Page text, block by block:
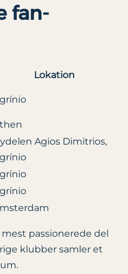
fan-
Lokation
Agios Dimitrios,
passionerede del
klubber samler et